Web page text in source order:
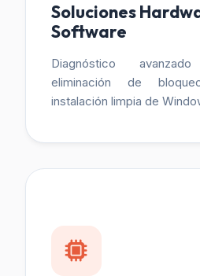
Soluciones
Software
Diagnóstico
eliminación de
instalación limpia de